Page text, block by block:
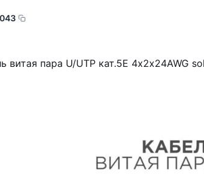
витая пара U/UTP кат.5E 4х2х24AWG